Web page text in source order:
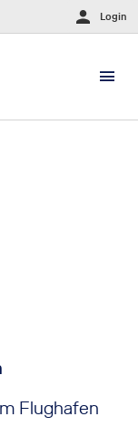
Login
Flughafen